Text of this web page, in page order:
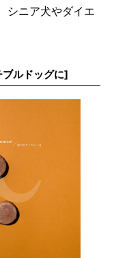
シニア犬やダイエ
ルドッグに]